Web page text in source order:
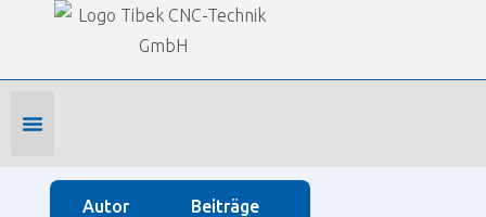
Our Forums
Autor Beiträge